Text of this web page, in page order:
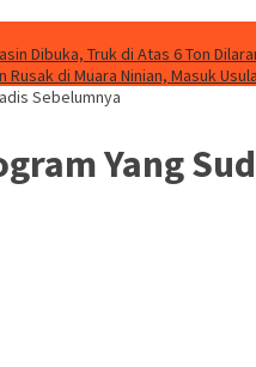
Dibuka, Truk di Atas 6 Ton
Rusak di Muara Ninian, Masuk
Sebelumnya
Yang